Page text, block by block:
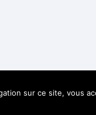
Tous droits réservés
sur ce site, vous